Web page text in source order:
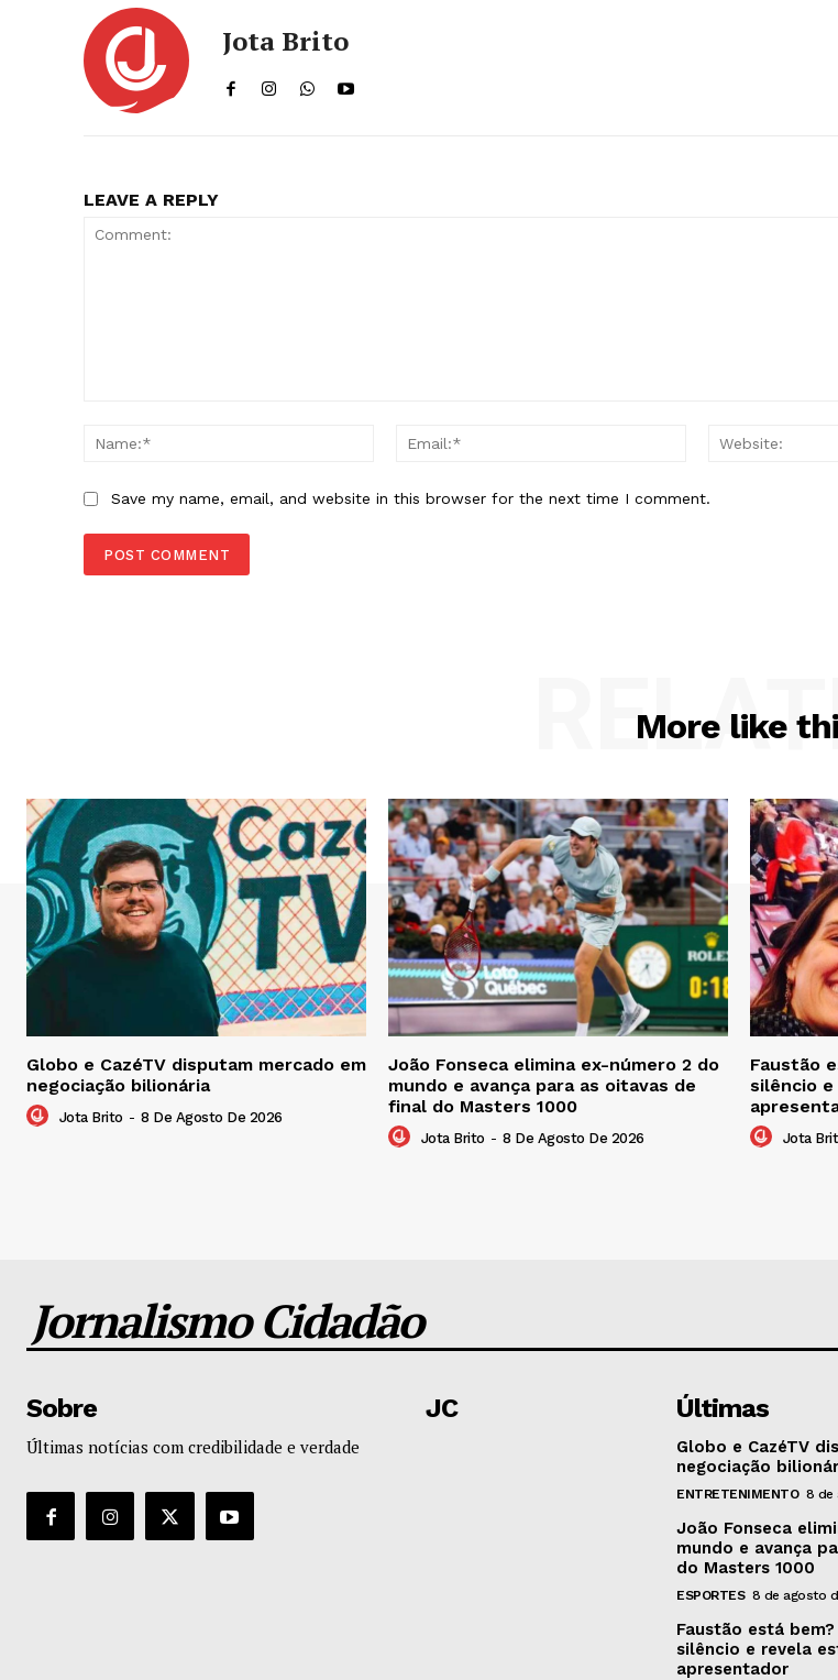
Jota Brito
LEAVE A REPLY
Name:*
Email:*
Save my name, email, and website in this browser for the next time I comment.
More like
Globo e CazéTV disputam mercado em
negociação bilionária
Jota Brito - 8 De Agosto De 2026
João Fonseca elimina ex-número 2 do
mundo e avança para as oitavas de
final do Masters 1000
Jota Brito - 8 De Agosto De 2026
Faustão
silêncio
Jota
Jornalismo Cidadão
Sobre
Últimas notícias com credibilidade e verdade
JC Últimas
Globo e CazéTV
negociação
ENTRETENIMENTO 8 de
João Fonseca
mundo e avança
do Masters 1000
ESPORTES 8 de agosto
Faustão está
silêncio e revela
apresentador